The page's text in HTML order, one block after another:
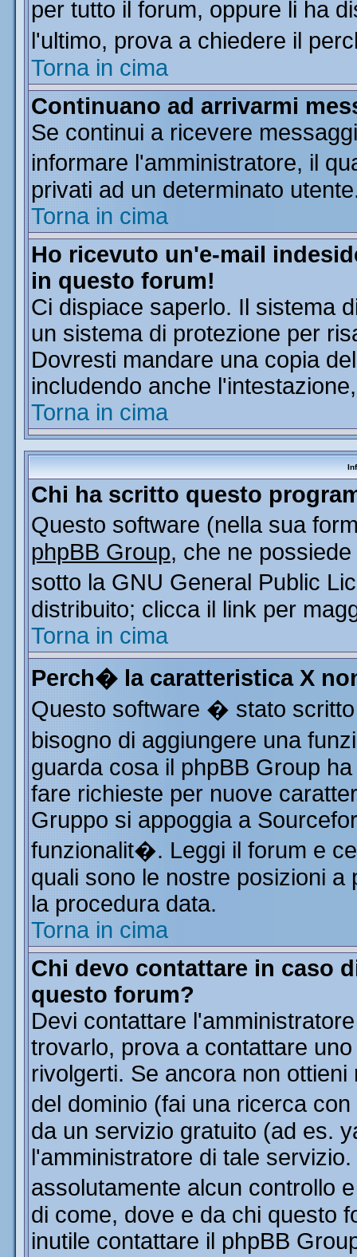
per tutto il forum, oppure li ha
l'ultimo, prova a chiedere il
Torna in cima
Continuano ad arrivarmi
Se continui a ricevere
informare l'amministratore, il
privati ad un determinato
Torna in cima
Ho ricevuto un'e-mail
in questo forum!
Ci dispiace saperlo. Il sistema
un sistema di protezione per
Dovresti mandare una copia
includendo anche
Torna in cima
Chi ha scritto questo
Questo software (nella sua
phpBB Group, che ne
sotto la GNU General Public
distribuito; clicca il link per
Torna in cima
Perch� la caratteristica X
Questo software � stato
bisogno di aggiungere una
guarda cosa il phpBB Group
fare richieste per nuove
Gruppo si appoggia a
funzionalit�. Leggi il forum e
quali sono le nostre posizioni
la procedura data.
Torna in cima
Chi devo contattare in caso
questo forum?
Devi contattare
trovarlo, prova a contattare
rivolgerti. Se ancora non
del dominio (fai una ricerca
da un servizio gratuito (ad es.
l'amministratore di tale
assolutamente alcun controllo
di come, dove e da chi questo
inutile contattare il phpBB